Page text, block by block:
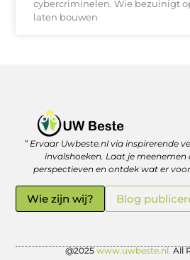
cybercriminelen. Wie bezuinigt
laten bouwen
” Ervaar Uwbeste.nl via inspirerende
invalshoeken. Laat je meenemen
perspectieven en ontdek wat er
Wie zijn wij? Blog
@2025 www.uwbeste.nl. All